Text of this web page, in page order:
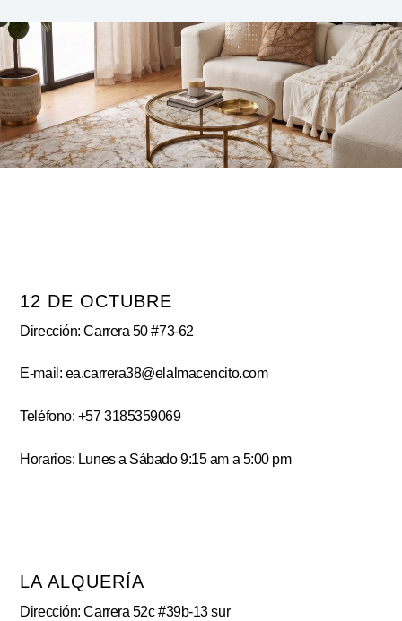
12 DE OCTUBRE
Dirección: Carrera 50 #73-62
E-mail: ea.carrera38@elalmacencito.com
Teléfono: +57 3185359069
Horarios: Lunes a Sábado 9:15 am a 5:00 pm
LA ALQUERÍA
Dirección: Carrera 52c #39b-13 sur